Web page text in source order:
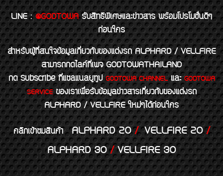
LINE : @GODTOWA รับสิทธิพิเศษและข่าวสาร พร้อมโปรโมชั่นดีๆ
ก่อนใคร
สำหรับผู้ที่สนใจข้อมูลเกี่ยวกับของแต่งรถ ALPHARD / VELLFIRE
สามารถกดไลค์ที่เพจ GODTOWATHAILAND
กด Subscribe ที่แชลแนลยูทูปGODTOWA CHANNELและGODTOWA
SERVICEของเราเพื่อรับข้อมูลข่าวสารเกี่ยวกับของแต่งรถ
ALPHARD / VELLFIRE ใหม่ๆได้ก่อนใคร
คลิกเข้าชมสินค้า ALPHARD 20/VELLFIRE 20/
ALPHARD 30/VELLFIRE 30